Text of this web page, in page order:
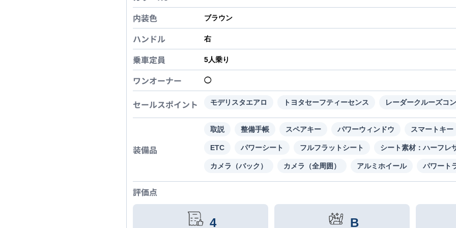
内装色 ブラウン
ハンドル 右
乗車定員 5人乗り
ワンオーナー ◯
セールスポイント モデリスタエアロ トヨタセーフティーセンス レーダークルーズコ
装備品
取説 整備手帳 スペアキー パワーウィンドウ スマートキー
ETC パワーシート フルフラットシート シート素材：ハーフレ
カメラ（バック） カメラ（全周囲） アルミホイール パワート
評価点
4 B